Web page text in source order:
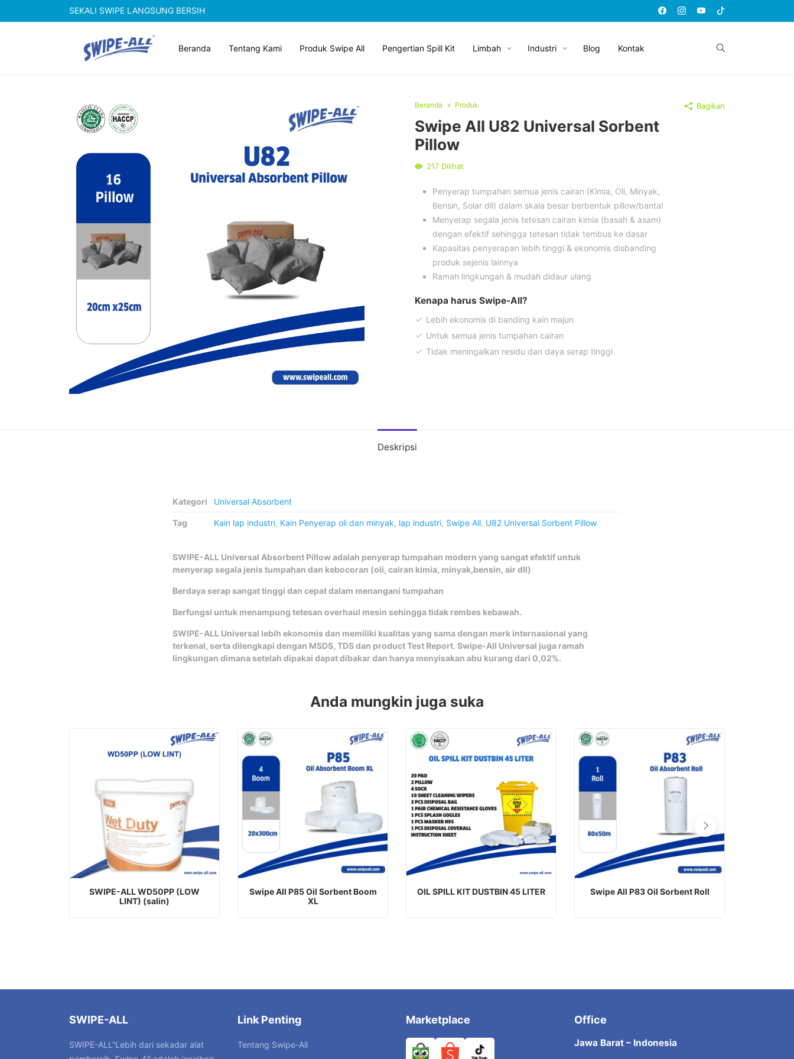
SEKALI SWIPE LANGSUNG BERSIH
Beranda Tentang Kami Produk Swipe All Pengertian Spill Kit Limbah Industri Blog Kontak
Beranda Produk
Swipe All U82 Universal Sorbent
Pillow
217 Dilihat
Penyerap tumpahan semua jenis cairan (Kimia, Oli, Minyak,
Bensin, Solar dll) dalam skala besar berbentuk pillow/bantal
Menyerap segala jenis tetesan cairan kimia (basah & asam)
dengan efektif sehingga tetesan tidak tembus ke dasar
Kapasitas penyerapan lebih tinggi & ekonomis disbanding
produk sejenis lainnya
Ramah lingkungan & mudah didaur ulang
Kenapa harus Swipe-All?
Lebih ekonomis di banding kain majun
Untuk semua jenis tumpahan cairan
Tidak meningalkan residu dan daya serap tinggi
Bagikan
Deskripsi
Kategori Universal Absorbent
Tag Kain lap industri, Kain Penyerap oli dan minyak, lap industri, Swipe All, U82 Universal Sorbent Pillow
SWIPE-ALL Universal Absorbent Pillow adalah penyerap tumpahan modern yang sangat efektif untuk
menyerap segala jenis tumpahan dan kebocoran (oli, cairan kimia, minyak,bensin, air dll)
Berdaya serap sangat tinggi dan cepat dalam menangani tumpahan
Berfungsi untuk menampung tetesan overhaul mesin sehingga tidak rembes kebawah.
SWIPE-ALL Universal lebih ekonomis dan memiliki kualitas yang sama dengan merk internasional yang
terkenal, serta dilengkapi dengan MSDS, TDS dan product Test Report. Swipe-All Universal juga ramah
lingkungan dimana setelah dipakai dapat dibakar dan hanya menyisakan abu kurang dari 0,02%.
Anda mungkin juga suka
SWIPE-ALL WD50PP (LOW
LINT) (salin)
Swipe All P85 Oil Sorbent Boom
XL
OIL SPILL KIT DUSTBIN 45 LITER Swipe All P83 Oil Sorbent Roll
SWIPE-ALL
SWIPE-ALL”Lebih dari sekadar alat
Link Penting
Tentang Swipe-All
Marketplace Office
Jawa Barat – Indonesia